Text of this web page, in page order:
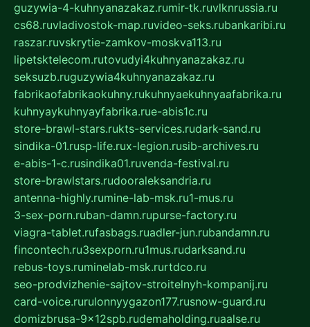
guzywia-4-kuhnyanazakaz.rumir-tk.ruvlknrussia.ru
cs68.ruvladivostok-map.ruvideo-seks.rubankaribi.ru
raszar.ruvskrytie-zamkov-moskva113.ru
lipetsktelecom.rutovudyi4kuhnyanazakaz.ru
seksuzb.ruguzywia4kuhnyanazakaz.ru
fabrikaofabrikaokuhny.rukuhnyaekuhnyaafabrika.ru
kuhnyaykuhnyayfabrika.rue-abis1c.ru
store-brawl-stars.rukts-services.rudark-sand.ru
sindika-01.rusp-life.rux-legion.rusib-archives.ru
e-abis-1-c.rusindika01.ruvenda-festival.ru
store-brawlstars.rudooraleksandria.ru
antenna-highly.rumine-lab-msk.ru1-mus.ru
3-sex-porn.ruban-damn.rupurse-factory.ru
viagra-tablet.rufasbags.ruadler-jun.rubandamn.ru
fincontech.ru3sexporn.ru1mus.rudarksand.ru
rebus-toys.ruminelab-msk.rurtdco.ru
seo-prodvizhenie-sajtov-stroitelnyh-kompanij.ru
card-voice.rurulonnyygazon177.rusnow-guard.ru
domizbrusa-9x12spb.rudemaholding.ruaalse.ru